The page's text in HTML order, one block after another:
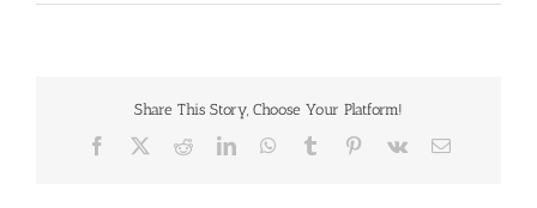
Share This Story, Choose Your Platform!
Facebook RedditLinkedInWhatsApp
Tumblr Pinterest
Vk Email